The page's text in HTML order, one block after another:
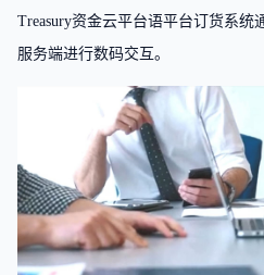
Treasury资金云平台语平台订货系统
服务端进行数码交互。